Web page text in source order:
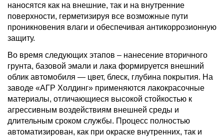
наносятся как на внешние, так и на внутренние
поверхности, герметизируя все возможные пути
проникновения влаги и обеспечивая антикоррозионную
защиту.
Во время следующих этапов – нанесение вторичного
грунта, базовой эмали и лака формируется внешний
облик автомобиля — цвет, блеск, глубина покрытия. На
заводе «АГР Холдинг» применяются лакокрасочные
материалы, отличающиеся высокой стойкостью к
агрессивным воздействиям внешней среды и
длительным сроком службы. Процесс полностью
автоматизирован, как при окраске внутренних, так и